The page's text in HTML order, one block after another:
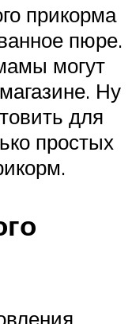
прикорма
пюре.
могут
Ну
для
простых